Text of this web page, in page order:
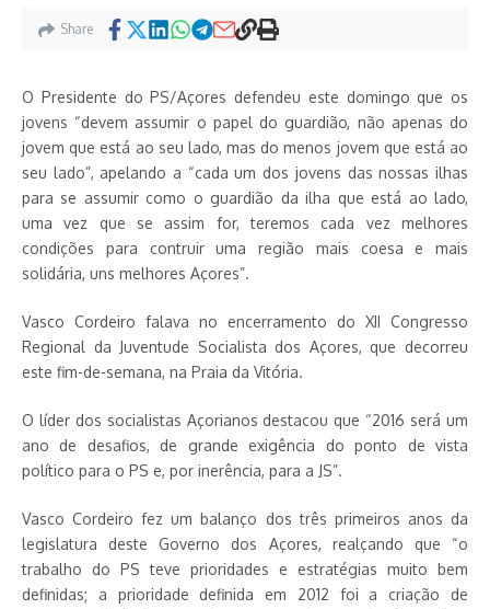
Share
O Presidente do PS/Açores defendeu este domingo que os
jovens “devem assumir o papel do guardião, não apenas do
jovem que está ao seu lado, mas do menos jovem que está ao
seu lado”, apelando a “cada um dos jovens das nossas ilhas
para se assumir como o guardião da ilha que está ao lado,
uma vez que se assim for, teremos cada vez melhores
condições para contruir uma região mais coesa e mais
solidária, uns melhores Açores”.
Vasco Cordeiro falava no encerramento do XII Congresso
Regional da Juventude Socialista dos Açores, que decorreu
este fim-de-semana, na Praia da Vitória.
O líder dos socialistas Açorianos destacou que “2016 será um
ano de desafios, de grande exigência do ponto de vista
político para o PS e, por inerência, para a JS”.
Vasco Cordeiro fez um balanço dos três primeiros anos da
legislatura deste Governo dos Açores, realçando que “o
trabalho do PS teve prioridades e estratégias muito bem
definidas; a prioridade definida em 2012 foi a criação de